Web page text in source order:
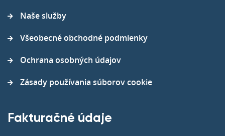
Naše služby
Všeobecné obchodné podmienky
Ochrana osobných údajov
Zásady používania súborov cookie
Fakturačné údaje